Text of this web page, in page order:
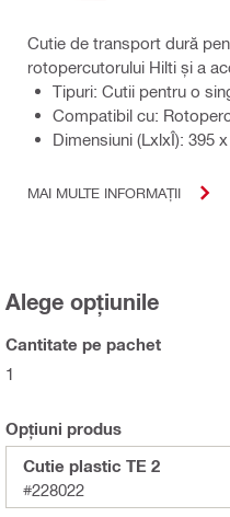
Cutie de transport dură
rotopercutorului Hilti și a
Tipuri: Cutii pentru o
Compatibil cu:
Dimensiuni (LxlxÎ): 395
MAI MULTE INFORMAȚII
Alege opțiunile
Cantitate pe pachet
1
Opțiuni produs
Cutie plastic TE 2
#228022